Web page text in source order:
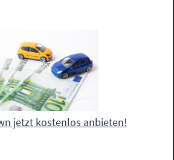
jetzt kostenlos anbieten!